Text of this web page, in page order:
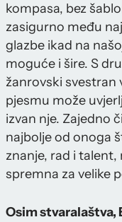
kompasa, bez
zasigurno među
glazbe ikad na
moguće i šire. S
žanrovski svestran
pjesmu može
izvan nje. Zajedno
najbolje od onoga
znanje, rad i
spremna za velike
Osim stvaralaštva,